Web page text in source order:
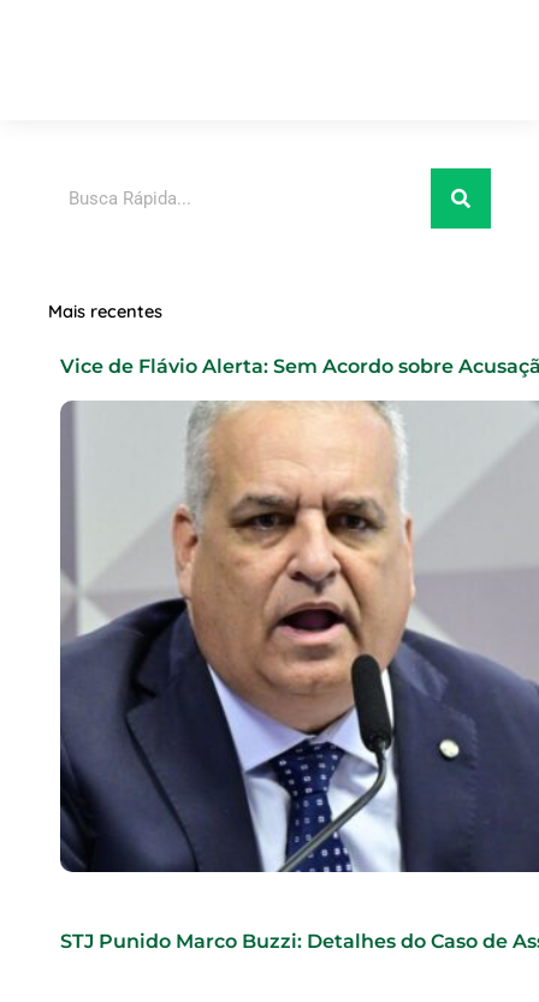
Mais recentes
Vice de Flávio Alerta: Sem Acordo sobre
STJ Punido Marco Buzzi: Detalhes do Caso de